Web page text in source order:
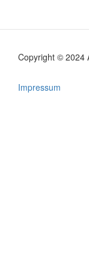
Copyright © 2024
menu
Impressum